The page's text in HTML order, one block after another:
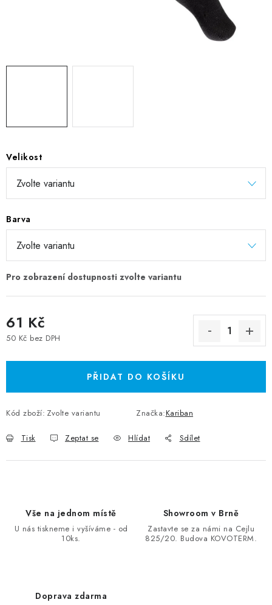
TEXTIL S VLASTNÍM POTISKEM
Jak nakupovat Potisk textilu/výšivka
Obchodní podmínky
GDPR + cookies
Velikost
Barva
61 Kč
50 Kč bez DPH
PŘIDAT DO KOŠÍKU
Kód zboží: Zvolte variantu Značka:Kariban
Tisk Zeptat se Hlídat Sdílet
Vše na jednom místě
U nás tiskneme i vyšíváme - od
10ks.
Showroom v Brně
Zastavte se za námi na Cejlu
825/20. Budova KOVOTERM.
Doprava zdarma